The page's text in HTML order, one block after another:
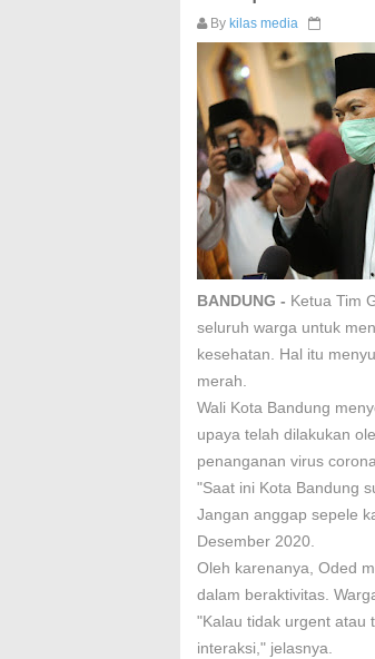
By kilas media
BANDUNG - Ketua Tim
seluruh warga untuk
kesehatan. Hal itu
merah.
Wali Kota Bandung
upaya telah dilakukan
penanganan virus
"Saat ini Kota Bandung
Jangan anggap sepele
Desember 2020.
Oleh karenanya, Oded
dalam beraktivitas.
"Kalau tidak urgent atau
interaksi," jelasnya.